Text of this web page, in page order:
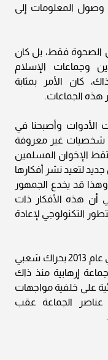
وصول المعلومات إلى
الصحوة فقط، بل كان
وجماعات الإسلام
كان الأمر بمثابة
هذه الجماعات.
الأدوات وأصبحنا في
شخصيات غير معروفة
الإخوان المسلمين
لتعيد نشر أفكارها
قد يخدع الجمهور
أن هذه الأفكار ذات
التكنولوجي لإعادة
وجماعة الإخوان أزيحت عن السلطة في عام 2013 بحراك شعبي
إرهابية منذ ذاك
على خلفية مواجهات
الجماعة عقب